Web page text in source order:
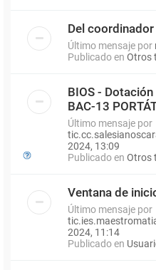
Del
Último mensaje por
Publicado en Otros
BIOS -
BAC-13
Último mensaje por
2024, 13:09
Publicado en Otros
Ventana de
Último mensaje por
2024, 11:14
Publicado en